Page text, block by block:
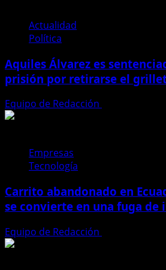
Actualidad
Política
Aquiles Álvarez es
prisión por retirarse el
Equipo de Redacción
Empresas
Tecnología
Carrito abandonado en
se convierte en una fuga de
Equipo de Redacción